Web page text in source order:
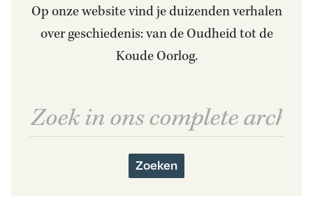
Op onze website vind je duizenden verhalen
over geschiedenis: van de Oudheid tot de
Koude Oorlog.
Zoeken